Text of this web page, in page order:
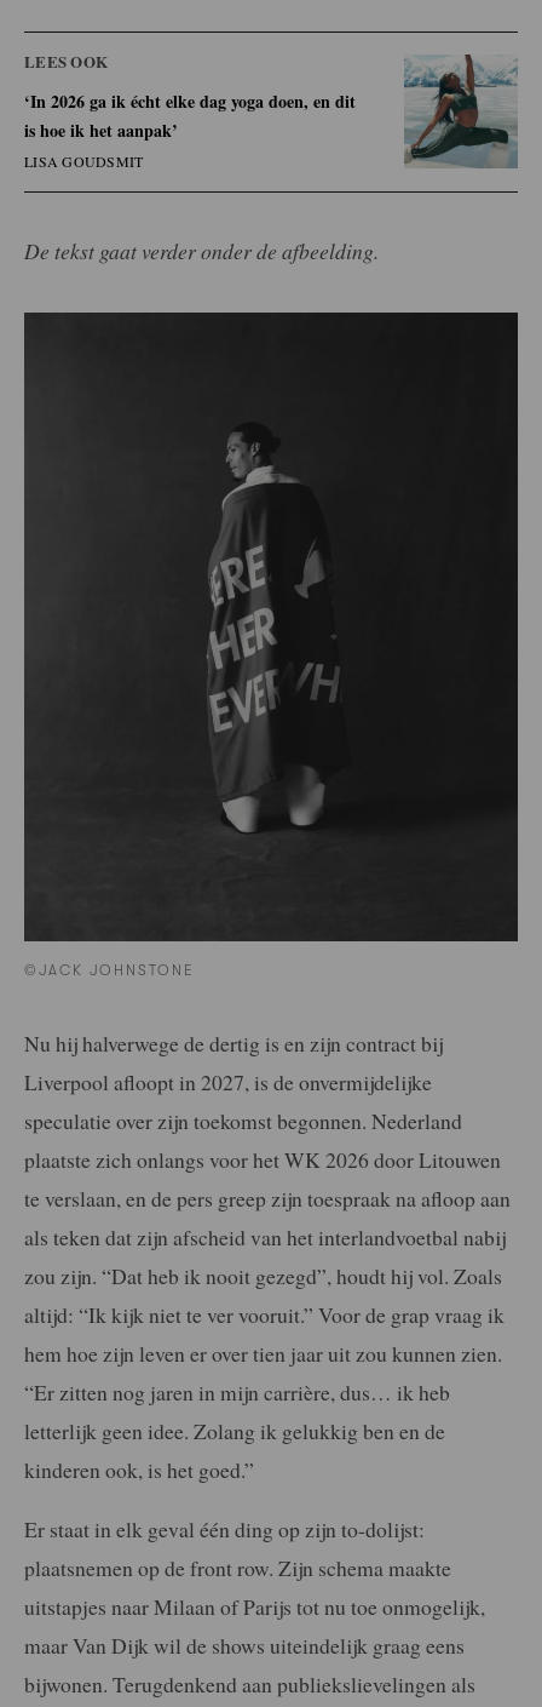
LEES OOK
‘In 2026 ga ik écht elke dag yoga doen, en dit
is hoe ik het aanpak’
LISA GOUDSMIT
De tekst gaat verder onder de afbeelding.
©JACK JOHNSTONE
Nu hij halverwege de dertig is en zijn contract bij
Liverpool afloopt in 2027, is de onvermijdelijke
speculatie over zijn toekomst begonnen. Nederland
plaatste zich onlangs voor het WK 2026 door Litouwen
te verslaan, en de pers greep zijn toespraak na afloop aan
als teken dat zijn afscheid van het interlandvoetbal nabij
zou zijn. “Dat heb ik nooit gezegd”, houdt hij vol. Zoals
altijd: “Ik kijk niet te ver vooruit.” Voor de grap vraag ik
hem hoe zijn leven er over tien jaar uit zou kunnen zien.
“Er zitten nog jaren in mijn carrière, dus… ik heb
letterlijk geen idee. Zolang ik gelukkig ben en de
kinderen ook, is het goed.”
Er staat in elk geval één ding op zijn to-dolijst:
plaatsnemen op de front row. Zijn schema maakte
uitstapjes naar Milaan of Parijs tot nu toe onmogelijk,
maar Van Dijk wil de shows uiteindelijk graag eens
bijwonen. Terugdenkend aan publiekslievelingen als